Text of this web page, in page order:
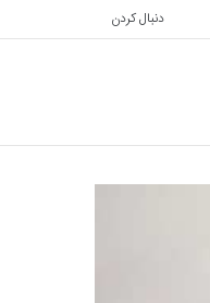
دنبال کردن